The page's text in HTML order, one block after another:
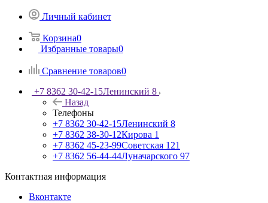
Личный кабинет
Корзина0
Избранные товары0
Сравнение товаров0
+7 8362 30-42-15Ленинский 8
Назад
Телефоны
+7 8362 30-42-15Ленинский 8
+7 8362 38-30-12Кирова 1
+7 8362 45-23-99Советская 121
+7 8362 56-44-44Луначарского 97
Контактная информация
Вконтакте